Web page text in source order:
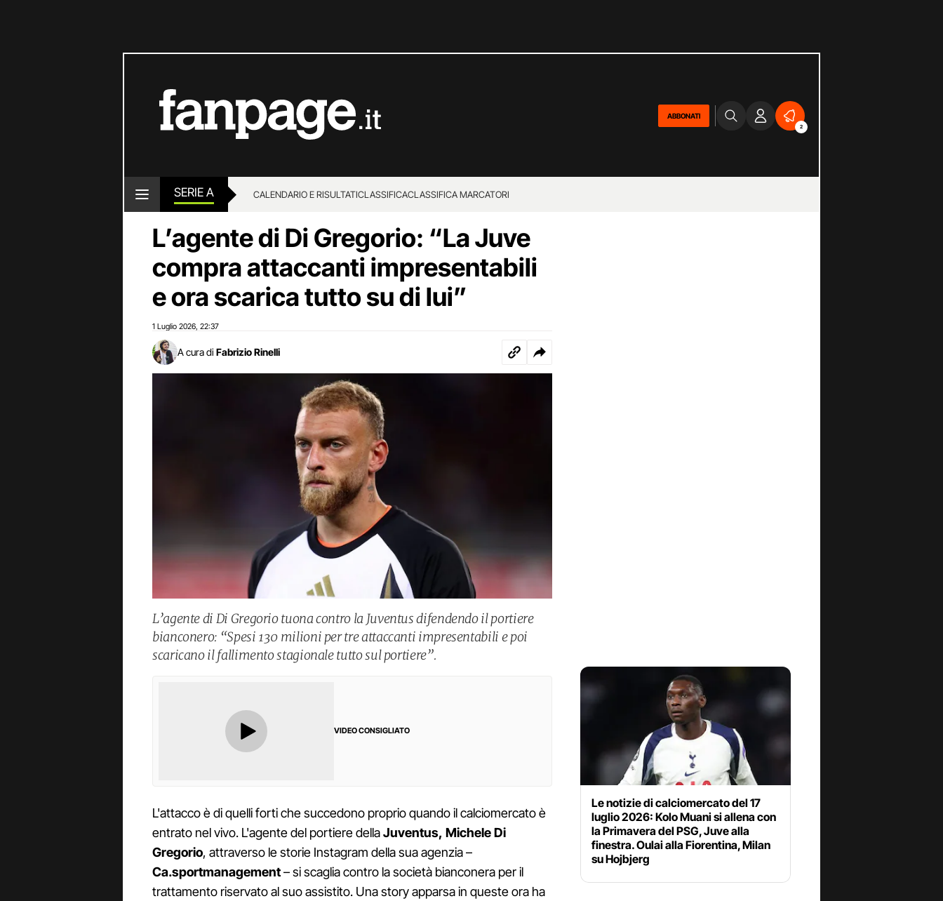
ABBONATI
2
SERIE A CALENDARIO E RISULTATICLASSIFICACLASSIFICA MARCATORI
L’agente di Di Gregorio: “La Juve
compra attaccanti impresentabili
e ora scarica tutto su di lui”
1 Luglio 2026 22:37
A cura di Fabrizio Rinelli
L’agente di Di Gregorio tuona contro la Juventus difendendo il portiere
bianconero: “Spesi 130 milioni per tre attaccanti impresentabili e poi
scaricano il fallimento stagionale tutto sul portiere”.
VIDEO CONSIGLIATO
L'attacco è di quelli forti che succedono proprio quando il calciomercato è
entrato nel vivo. L'agente del portiere dellaJuventus, Michele Di
Gregorio, attraverso le storie Instagram della sua agenzia –
Ca.sportmanagement– si scaglia contro la società bianconera per il
trattamento riservato al suo assistito. Una story apparsa in queste ora ha
Le notizie di calciomercato del 17
luglio 2026: Kolo Muani si allena con
la Primavera del PSG, Juve alla
finestra. Oulai alla Fiorentina, Milan
su Hojbjerg